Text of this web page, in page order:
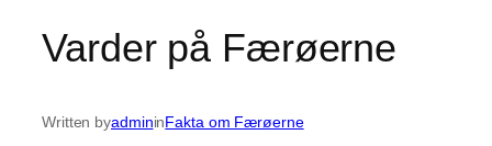
Varder på Færøerne
Written byadmininFakta om Færøerne